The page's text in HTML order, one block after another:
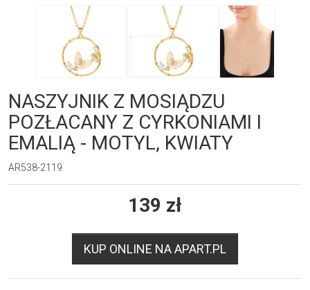
NASZYJNIK Z MOSIĄDZU
POZŁACANY Z CYRKONIAMI I
EMALIĄ - MOTYL, KWIATY
AR538-2119
139 zł
KUP ONLINE NA APART.PL